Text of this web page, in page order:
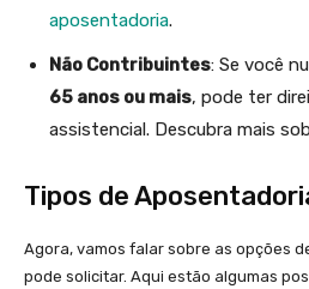
aposentadoria.
Não Contribuintes: Se você
65 anos ou mais, pode ter
assistencial. Descubra mais
Tipos de
Agora, vamos falar sobre as opções
pode solicitar. Aqui estão algumas